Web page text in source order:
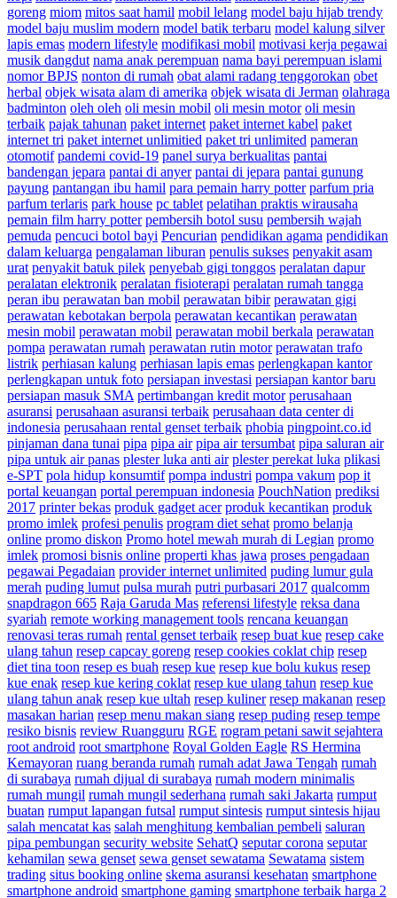
goreng miom mitos saat hamil mobil lelang model baju hijab trendy
model baju muslim modern model batik terbaru model kalung silver
lapis emas modern lifestyle modifikasi mobil motivasi kerja pegawai
musik dangdut nama anak perempuan nama bayi perempuan islami
nomor BPJS nonton di rumah obat alami radang tenggorokan obet
herbal objek wisata alam di amerika objek wisata di Jerman olahraga
badminton oleh oleh oli mesin mobil oli mesin motor oli mesin
terbaik pajak tahunan paket internet paket internet kabel paket
internet tri paket internet unlimitied paket tri unlimited pameran
otomotif pandemi covid-19 panel surya berkualitas pantai
bandengan jepara pantai di anyer pantai di jepara pantai gunung
payung pantangan ibu hamil para pemain harry potter parfum pria
parfum terlaris park house pc tablet pelatihan praktis wirausaha
pemain film harry potter pembersih botol susu pembersih wajah
pemuda pencuci botol bayi Pencurian pendidikan agama pendidikan
dalam keluarga pengalaman liburan penulis sukses penyakit asam
urat penyakit batuk pilek penyebab gigi tonggos peralatan dapur
peralatan elektronik peralatan fisioterapi peralatan rumah tangga
peran ibu perawatan ban mobil perawatan bibir perawatan gigi
perawatan kebotakan berpola perawatan kecantikan perawatan
mesin mobil perawatan mobil perawatan mobil berkala perawatan
pompa perawatan rumah perawatan rutin motor perawatan trafo
listrik perhiasan kalung perhiasan lapis emas perlengkapan kantor
perlengkapan untuk foto persiapan investasi persiapan kantor baru
persiapan masuk SMA pertimbangan kredit motor perusahaan
asuransi perusahaan asuransi terbaik perusahaan data center di
indonesia perusahaan rental genset terbaik phobia pingpoint.co.id
pinjaman dana tunai pipa pipa air pipa air tersumbat pipa saluran air
pipa untuk air panas plester luka anti air plester perekat luka plikasi
e-SPT pola hidup konsumtif pompa industri pompa vakum pop it
portal keuangan portal perempuan indonesia PouchNation prediksi
2017 printer bekas produk gadget acer produk kecantikan produk
promo imlek profesi penulis program diet sehat promo belanja
online promo diskon Promo hotel mewah murah di Legian promo
imlek promosi bisnis online properti khas jawa proses pengadaan
pegawai Pegadaian provider internet unlimited puding lumur gula
merah puding lumut pulsa murah putri purbasari 2017 qualcomm
snapdragon 665 Raja Garuda Mas referensi lifestyle reksa dana
syariah remote working management tools rencana keuangan
renovasi teras rumah rental genset terbaik resep buat kue resep cake
ulang tahun resep capcay goreng resep cookies coklat chip resep
diet tina toon resep es buah resep kue resep kue bolu kukus resep
kue enak resep kue kering coklat resep kue ulang tahun resep kue
ulang tahun anak resep kue ultah resep kuliner resep makanan resep
masakan harian resep menu makan siang resep puding resep tempe
resiko bisnis review Ruangguru RGE rogram petani sawit sejahtera
root android root smartphone Royal Golden Eagle RS Hermina
Kemayoran ruang beranda rumah rumah adat Jawa Tengah rumah
di surabaya rumah dijual di surabaya rumah modern minimalis
rumah mungil rumah mungil sederhana rumah saki Jakarta rumput
buatan rumput lapangan futsal rumput sintesis rumput sintesis hijau
salah mencatat kas salah menghitung kembalian pembeli saluran
pipa pembungan security website SehatQ seputar corona seputar
kehamilan sewa genset sewa genset sewatama Sewatama sistem
trading situs booking online skema asuransi kesehatan smartphone
smartphone android smartphone gaming smartphone terbaik harga 2